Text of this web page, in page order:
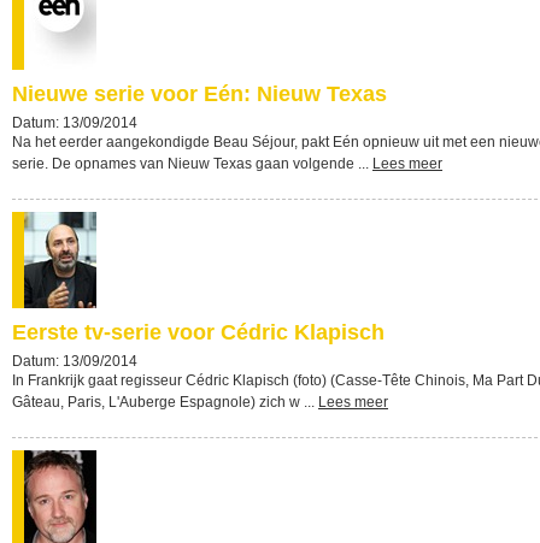
Nieuwe serie voor Eén: Nieuw Texas
Datum: 13/09/2014
Na het eerder aangekondigde Beau Séjour, pakt Eén opnieuw uit met een
serie. De opnames van Nieuw Texas gaan volgende ... Lees meer
Eerste tv-serie voor Cédric Klapisch
Datum: 13/09/2014
In Frankrijk gaat regisseur Cédric Klapisch (foto) (Casse-Tête Chinois, Ma Part
Gâteau, Paris, L'Auberge Espagnole) zich w ... Lees meer